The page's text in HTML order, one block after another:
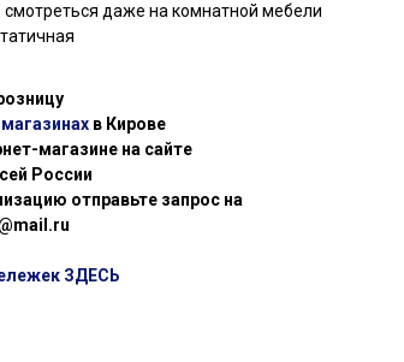
даже на комнатной мебели
магазинахв Кирове
магазине на сайте
России
отправьте запрос на
ЗДЕСЬ